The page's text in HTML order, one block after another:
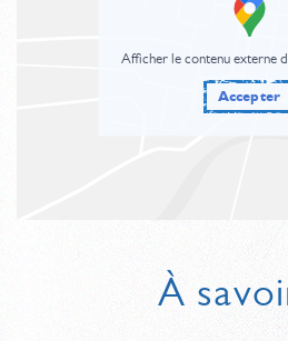
Afficher le contenu externe
Accepter
À